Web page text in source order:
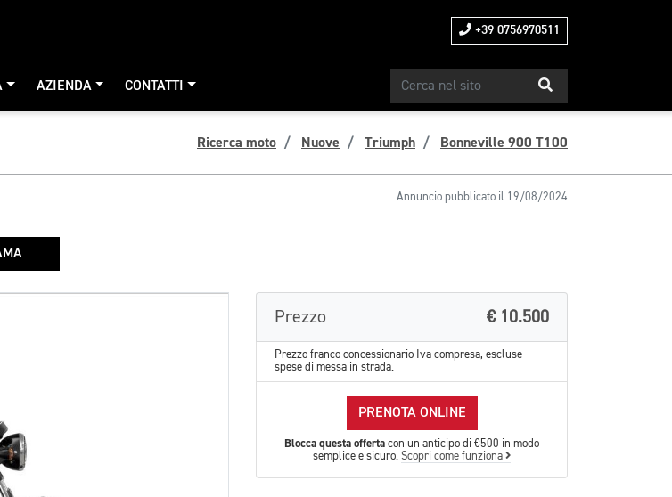
+39 0756970511
AZIENDA CONTATTI
Ricerca moto Nuove Triumph Bonneville 900 T100
Annuncio pubblicato il 19/08/2024
Prezzo € 10.500
Prezzo franco concessionario Iva compresa, escluse
spese di messa in strada.
PRENOTA ONLINE
Blocca questa offerta con un anticipo di €500 in modo
semplice e sicuro. Scopri come funziona